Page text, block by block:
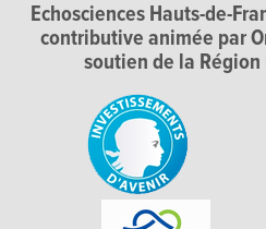
Echosciences Hauts-de-
contributive animée par
soutien de la Région